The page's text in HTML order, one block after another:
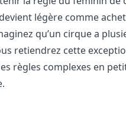
légère comme
qu’un cirque a
retiendrez cette
règles complexes en